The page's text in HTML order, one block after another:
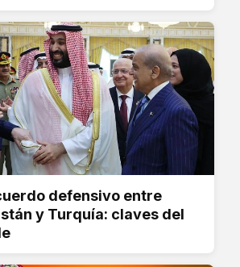
defensivo entre
y Turquía: claves del